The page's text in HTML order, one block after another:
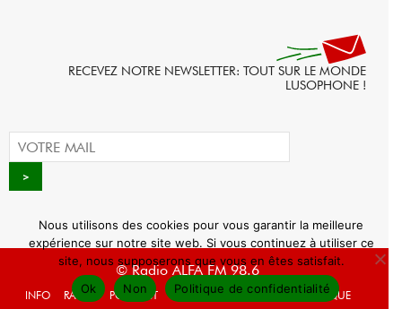
RECEVEZ NOTRE NEWSLETTER: TOUT SUR LE MONDE
LUSOPHONE !
© Radio ALFA FM 98.6
INFO RADIO PODCAST AGENDA WEBRADIO BOUTIQUE
Nous utilisons des cookies pour vous garantir la meilleure
expérience sur notre site web. Si vous continuez à utiliser ce
site, nous supposerons que vous en êtes satisfait.
Ok
Non Politique de confidentialité